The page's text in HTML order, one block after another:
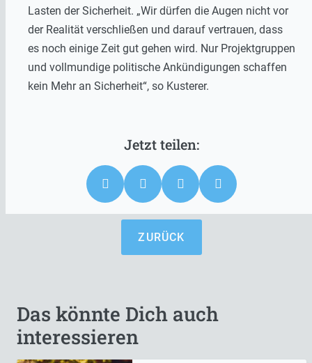
Lasten der Sicherheit. „Wir dürfen die Augen nicht vor
der Realität verschließen und darauf vertrauen, dass
es noch einige Zeit gut gehen wird. Nur Projektgruppen
und vollmundige politische Ankündigungen schaffen
kein Mehr an Sicherheit“, so Kusterer.
ZURÜCK
Das könnte Dich auch
interessieren